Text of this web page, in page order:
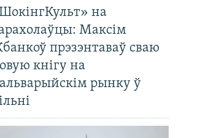
на
Максім
прэзэнтаваў сваю
кнігу на
рынку ў